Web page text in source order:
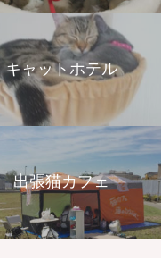
キャットホテル
出張猫カフェ